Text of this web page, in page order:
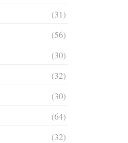
(31)
(56)
(30)
(32)
(30)
(64)
(32)